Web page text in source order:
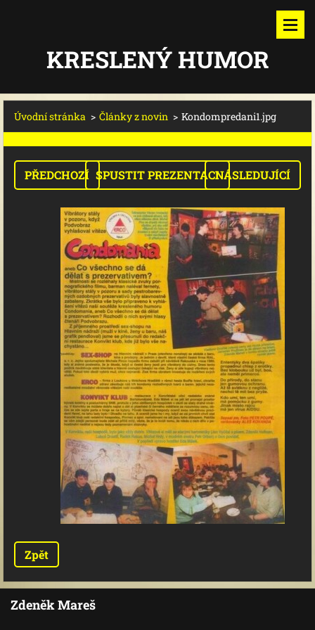
KRESLENÝ HUMOR
Úvodní stránka > Články z novin > Kondompredani1.jpg
PŘEDCHOZÍ SPUSTIT PREZENTACINÁSLEDUJÍCÍ
Zpět
Zdeněk Mareš